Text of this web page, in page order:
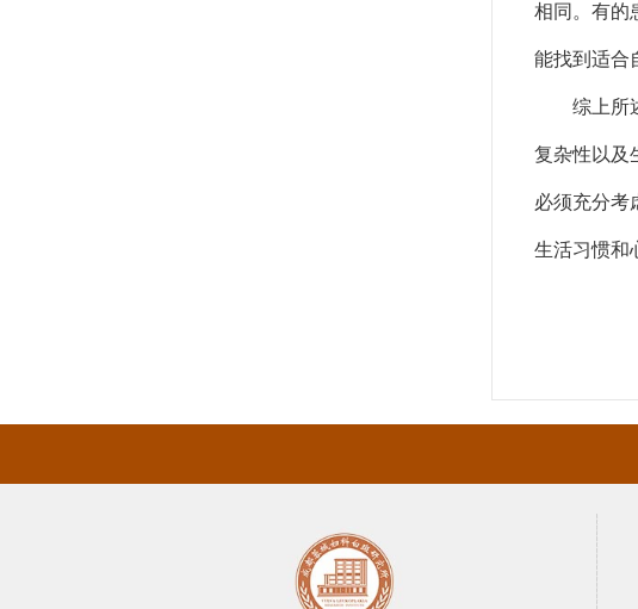
相同。有的
能找到适合
综上所
复杂性以及
必须充分考
生活习惯和